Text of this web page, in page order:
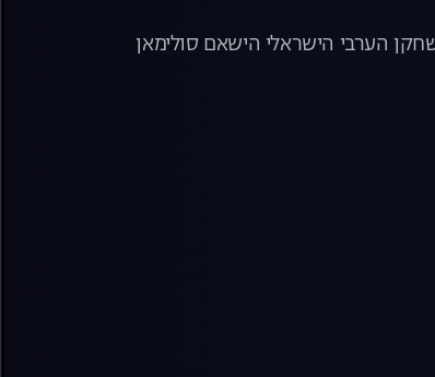
הערבי הישראלי הישאם סולימאן